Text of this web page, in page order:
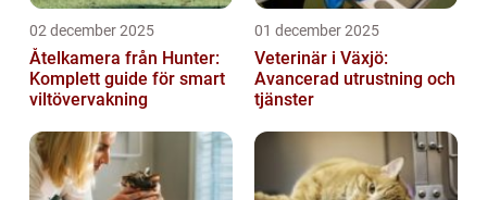
02 december 2025
Åtelkamera från Hunter:
Komplett guide för smart
viltövervakning
01 december 2025
Veterinär i Växjö:
Avancerad utrustning och
tjänster